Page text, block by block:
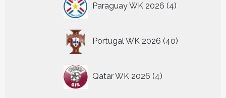
Paraguay WK 2026 4
producten
Portugal WK 2026 40
producten
Qatar WK 2026 4
producten